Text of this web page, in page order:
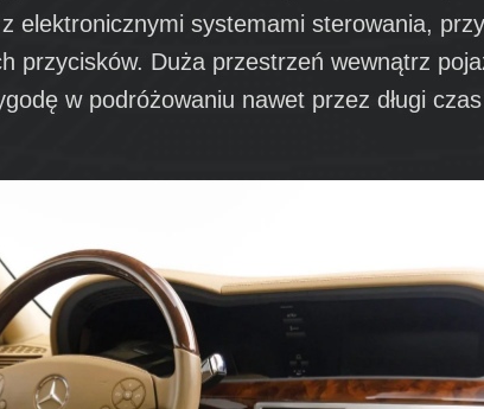
elektronicznymi systemami sterowania,
przycisków. Duża przestrzeń wewnątrz
w podróżowaniu nawet przez długi